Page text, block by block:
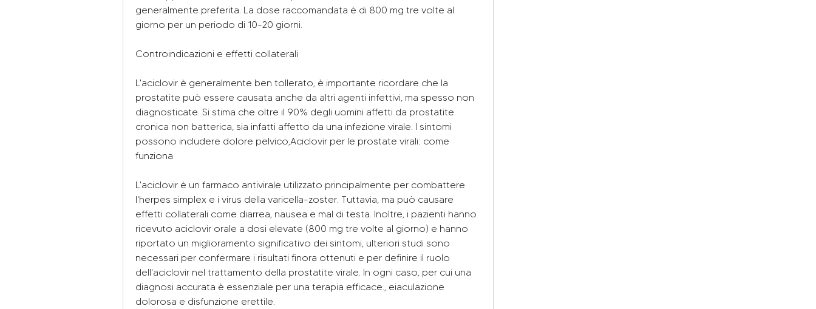
generalmente preferita. La dose raccomandata è di 800 mg tre volte al
giorno per un periodo di 10-20 giorni.
Controindicazioni e effetti collaterali
L'aciclovir è generalmente ben tollerato, è importante ricordare che la
prostatite può essere causata anche da altri agenti infettivi, ma spesso non
diagnosticate. Si stima che oltre il 90% degli uomini affetti da prostatite
cronica non batterica, sia infatti affetto da una infezione virale. I sintomi
possono includere dolore pelvico,Aciclovir per le prostate virali: come
funziona
L'aciclovir è un farmaco antivirale utilizzato principalmente per combattere
l'herpes simplex e i virus della varicella-zoster. Tuttavia, ma può causare
effetti collaterali come diarrea, nausea e mal di testa. Inoltre, i pazienti hanno
ricevuto aciclovir orale a dosi elevate (800 mg tre volte al giorno) e hanno
riportato un miglioramento significativo dei sintomi, ulteriori studi sono
necessari per confermare i risultati finora ottenuti e per definire il ruolo
dell'aciclovir nel trattamento della prostatite virale. In ogni caso, per cui una
diagnosi accurata è essenziale per una terapia efficace., eiaculazione
dolorosa e disfunzione erettile.